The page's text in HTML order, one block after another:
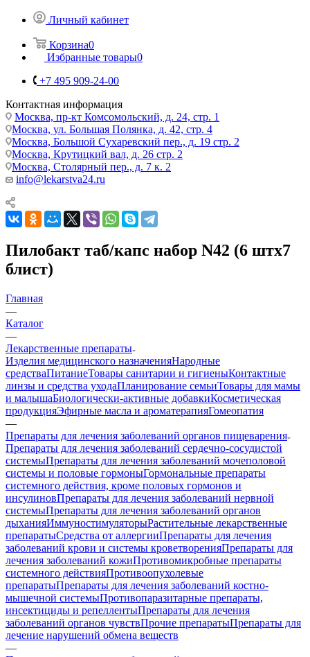
Личный кабинет
Корзина0
Избранные товары0
+7 495 909-24-00
Контактная информация
Москва, пр-кт Комсомольский, д. 24, стр. 1
Москва, ул. Большая Полянка, д. 42, стр. 4
Москва, Большой Сухаревский пер., д. 19 стр. 2
Москва, Крутицкий вал, д. 26 стр. 2
Москва, Столярный пер., д. 7 к. 2
info@lekarstva24.ru
Пилобакт таб/капс набор N42 (6 штх7
блист)
Главная
—
Каталог
—
Лекарственные препараты
Изделия медицинского назначенияНародные
средстваПитаниеТовары санитарии и гигиеныКонтактные
линзы и средства уходаПланирование семьиТовары для мамы
и малышаБиологически-активные добавкиКосметическая
продукцияЭфирные масла и ароматерапияГомеопатия
—
Препараты для лечения заболеваний органов пищеварения
Препараты для лечения заболеваний сердечно-сосудистой
системыПрепараты для лечения заболеваний мочеполовой
системы и половые гормоныГормональные препараты
системного действия, кроме половых гормонов и
инсулиновПрепараты для лечения заболеваний нервной
системыПрепараты для лечения заболеваний органов
дыханияИммуностимуляторыРастительные лекарственные
препаратыСредства от аллергииПрепараты для лечения
заболеваний крови и системы кроветворенияПрепараты для
лечения заболеваний кожиПротивомикробные препараты
системного действияПротивоопухолевые
препаратыПрепараты для лечения заболеваний костно-
мышечной системыПротивопаразитарные препараты,
инсектициды и репеллентыПрепараты для лечения
заболеваний органов чувствПрочие препаратыПрепараты для
лечение нарушений обмена веществ
—